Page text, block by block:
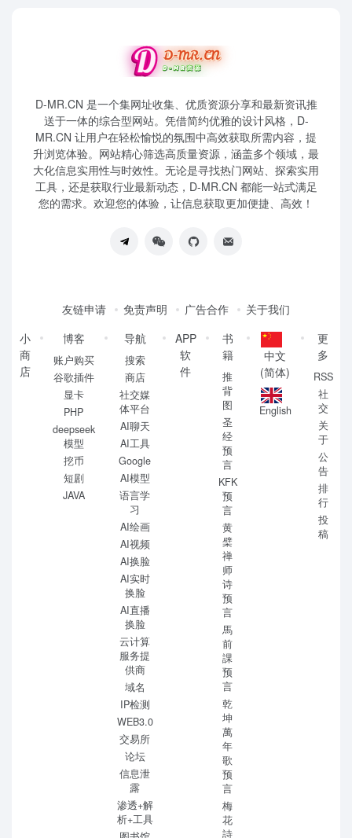
D-MR.CN 是一个集网址收集、优质资源分享和最新资讯推
送于一体的综合型网站。凭借简约优雅的设计风格，D-
MR.CN 让用户在轻松愉悦的氛围中高效获取所需内容，提
升浏览体验。网站精心筛选高质量资源，涵盖多个领域，最
大化信息实用性与时效性。无论是寻找热门网站、探索实用
工具，还是获取行业最新动态，D-MR.CN 都能一站式满足
您的需求。欢迎您的体验，让信息获取更加便捷、高效！
友链申请 免责声明 广告合作
关于我们
小
商
店
博客
账户购买
谷歌插件
显卡
PHP
deepseek
模型
挖币
短剧
JAVA
导航
搜索
商店
社交媒
体平台
AI聊天
AI工具
Google
AI模型
语言学
习
AI绘画
AI视频
AI换脸
AI实时
换脸
AI直播
换脸
云计算
服务提
供商
域名
IP检测
WEB3.0
交易所
论坛
信息泄
露
渗透+解
析+工具
APP
软
件
书
籍
推
背
图
圣
经
预
言
KFK
预
言
黄
檗
禅
师
诗
预
言
馬
前
課
预
言
乾
坤
萬
年
歌
预
言
梅
花
詩
中文
(简体)
English
更
多
RSS
社
交
关
于
公
告
排
行
投
稿